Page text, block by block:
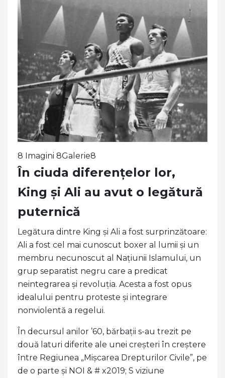
8 Imagini 8Galerie8
În ciuda diferențelor lor,
King și Ali au avut o legătură
puternică
Legătura dintre King și Ali a fost surprinzătoare:
Ali a fost cel mai cunoscut boxer al lumii și un
membru necunoscut al Națiunii Islamului, un
grup separatist negru care a predicat
neintegrarea și revoluția. Acesta a fost opus
idealului pentru proteste și integrare
nonviolentă a regelui.
În decursul anilor ’60, bărbații s-au trezit pe
două laturi diferite ale unei creșteri în creștere
între Regiunea „Mișcarea Drepturilor Civile”, pe
de o parte și NOI & # x2019; S viziune